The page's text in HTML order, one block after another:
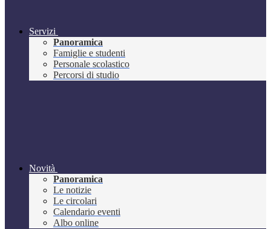
Servizi
Panoramica
Famiglie e studenti
Personale scolastico
Percorsi di studio
Novità
Panoramica
Le notizie
Le circolari
Calendario eventi
Albo online